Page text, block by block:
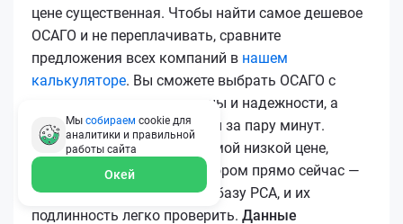
цене существенная. Чтобы найти самое дешевое
ОСАГО и не переплачивать, сравните
предложения всех компаний в нашем
калькуляторе. Вы сможете выбрать ОСАГО с
лучшим соотношением цены и надежности, а
затем купить ОСАГО онлайн за пару минут.
Чтобы купить ОСАГО по самой низкой цене,
воспользуйтесь калькулятором прямо сейчас —
все полисы загружаются в базу РСА, и их
подлинность легко проверить. Данные
Мы собираем cookie для
аналитики и правильной
работы сайта
Окей